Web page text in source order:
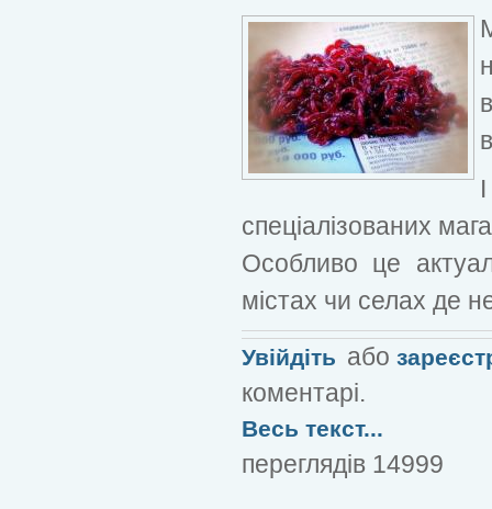
спеціалізованих
Особливо це
містах чи селах де
Увійдіть або
коментарі.
Весь текст...
переглядів 14999